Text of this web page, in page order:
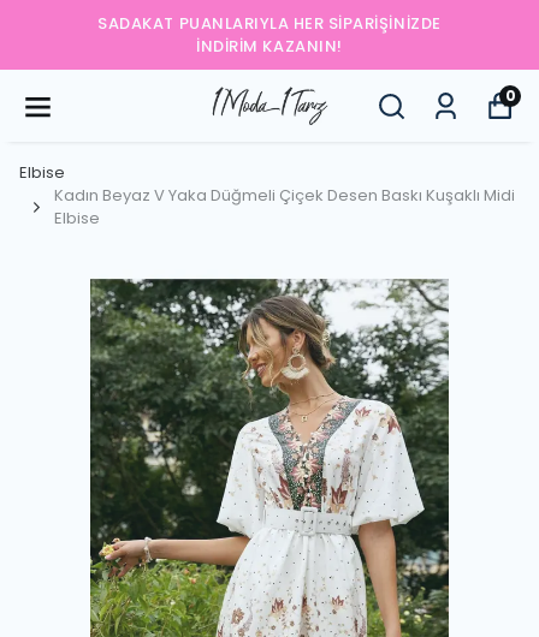
SADAKAT PUANLARIYLA HER SIPARIŞINIZDE
İNDIRIM KAZANIN!
0
Elbise
Kadın Beyaz V Yaka Düğmeli Çiçek Desen Baskı Kuşaklı Midi
Elbise